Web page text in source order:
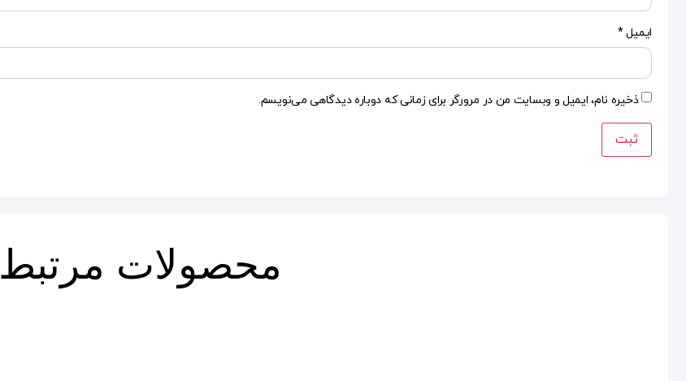
ایمیل*
ذخیره نام، ایمیل و وبسایت من در مرورگر برای زمانی که دوباره دیدگاهی می‌نویسم.
محصولات مرتبط